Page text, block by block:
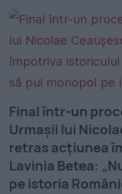
Final într-un
Urmașii lui
retras acțiunea
Lavinia Betea:
pe istoria